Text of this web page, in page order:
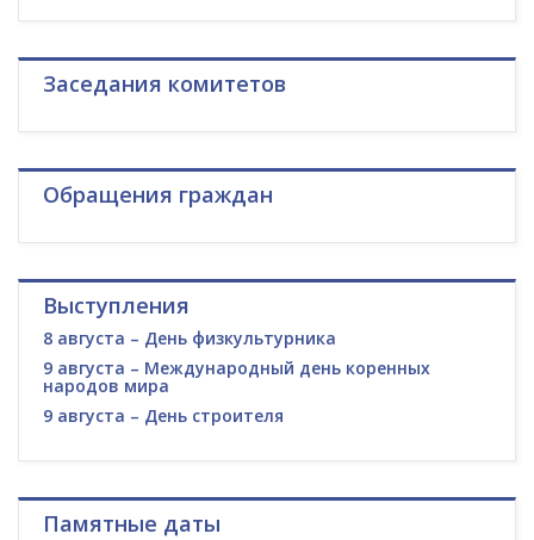
Заседания комитетов
Обращения граждан
Выступления
8 августа – День физкультурника
9 августа – Международный день коренных
народов мира
9 августа – День строителя
Памятные даты